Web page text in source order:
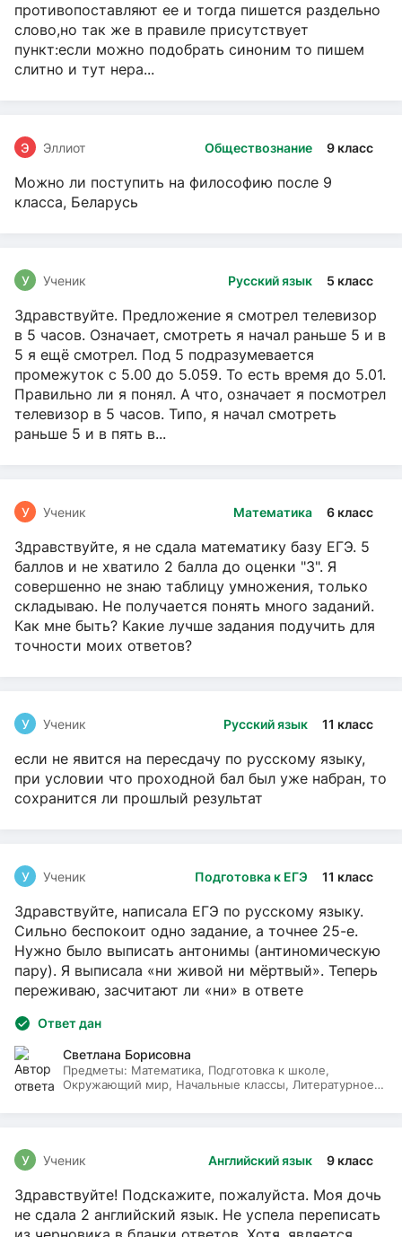
противопоставляют ее и тогда пишется раздельно
слово,но так же в правиле присутствует
пункт:если можно подобрать синоним то пишем
слитно и тут нера...
Обществознание 9 класс
Э Эллиот
Можно ли поступить на философию после 9
класса, Беларусь
Русский язык 5 класс
У Ученик
Здравствуйте. Предложение я смотрел телевизор
в 5 часов. Означает, смотреть я начал раньше 5 и в
5 я ещё смотрел. Под 5 подразумевается
промежуток с 5.00 до 5.059. То есть время до 5.01.
Правильно ли я понял. А что, означает я посмотрел
телевизор в 5 часов. Типо, я начал смотреть
раньше 5 и в пять в...
Математика 6 класс
У Ученик
Здравствуйте, я не сдала математику базу ЕГЭ. 5
баллов и не хватило 2 балла до оценки "3". Я
совершенно не знаю таблицу умножения, только
складываю. Не получается понять много заданий.
Как мне быть? Какие лучше задания подучить для
точности моих ответов?
Русский язык 11 класс
У Ученик
если не явится на пересдачу по русскому языку,
при условии что проходной бал был уже набран, то
сохранится ли прошлый результат
Подготовка к ЕГЭ 11 класс
У Ученик
Здравствуйте, написала ЕГЭ по русскому языку.
Сильно беспокоит одно задание, а точнее 25-е.
Нужно было выписать антонимы (антиномическую
пару). Я выписала «ни живой ни мёртвый». Теперь
переживаю, засчитают ли «ни» в ответе
Ответ дан
Светлана Борисовна
Предметы: Математика, Подготовка к школе,
Окружающий мир, Начальные классы, Литературное
Английский язык 9 класс
У Ученик
Здравствуйте! Подскажите, пожалуйста. Моя дочь
не сдала 2 английский язык. Не успела переписать